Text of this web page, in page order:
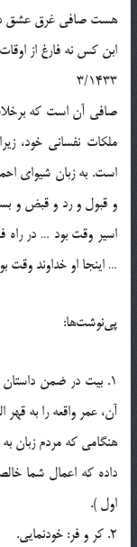
هست صافي غرق عشق
ابن کس نه فارغ از
3/1433
صافي آن است که
ملکات نفساني خود،
است. به زبان شيواي
و قبول و رد و قبض و
اسير وقت بود … در راه
… اينجا او خداوند وقت
پي‌نوشت‌ها:
1. بيت در ضمن داستان
آن، عمر واقعه را به
هنگامي که مردم زبان
اول ).
2. کر و فر: خودنمايي.